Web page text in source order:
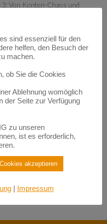
3: Von Konten-Chaos und
Migrantinnen gestärkt
Migrantinnen gestärkt
Woll-Milch-Säue“
Migrantinnen gestärkt
Kreis
im Beruf!| BerufsWege für
im Beruf!| BerufsWege für
Kreis
sind essenziell für den
helfen, den Besuch der
machen.
ob Sie die Cookies
Ablehnung womöglich
der Seite zur Verfügung
zu unseren
ist es erforderlich,
akzeptieren
| Impressum